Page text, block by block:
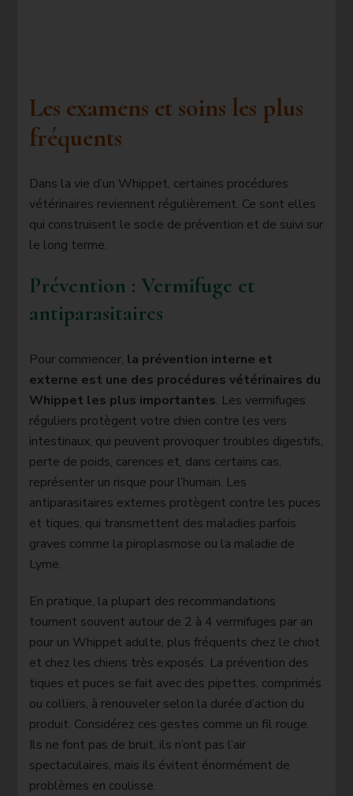
Les examens et soins les plus
fréquents
Dans la vie d’un Whippet, certaines procédures
vétérinaires reviennent régulièrement. Ce sont elles
qui construisent le socle de prévention et de suivi sur
le long terme.
Prévention : Vermifuge et
antiparasitaires
Pour commencer, la prévention interne et
externe est une des procédures vétérinaires du
Whippet les plus importantes. Les vermifuges
réguliers protègent votre chien contre les vers
intestinaux, qui peuvent provoquer troubles digestifs,
perte de poids, carences et, dans certains cas,
représenter un risque pour l’humain. Les
antiparasitaires externes protègent contre les puces
et tiques, qui transmettent des maladies parfois
graves comme la piroplasmose ou la maladie de
Lyme.
En pratique, la plupart des recommandations
tournent souvent autour de 2 à 4 vermifuges par an
pour un Whippet adulte, plus fréquents chez le chiot
et chez les chiens très exposés. La prévention des
tiques et puces se fait avec des pipettes, comprimés
ou colliers, à renouveler selon la durée d’action du
produit. Considérez ces gestes comme un fil rouge.
Ils ne font pas de bruit, ils n’ont pas l’air
spectaculaires, mais ils évitent énormément de
problèmes en coulisse.